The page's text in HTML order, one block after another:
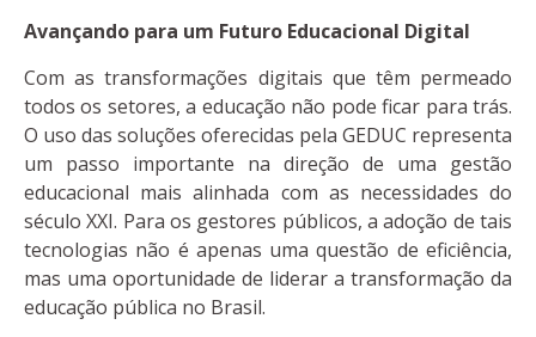
Avançando para um Futuro Educacional Digital
Com as transformações digitais que têm permeado
todos os setores, a educação não pode ficar para trás.
O uso das soluções oferecidas pela GEDUC representa
um passo importante na direção de uma gestão
educacional mais alinhada com as necessidades do
século XXI. Para os gestores públicos, a adoção de tais
tecnologias não é apenas uma questão de eficiência,
mas uma oportunidade de liderar a transformação da
educação pública no Brasil.